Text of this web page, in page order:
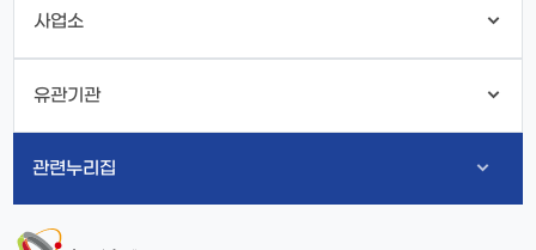
사업소
유관기관
관련누리집